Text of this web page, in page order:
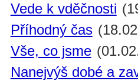
Vede k vděčnosti
Příhodný čas
Vše, co jsme
Nanejvýš dobé a